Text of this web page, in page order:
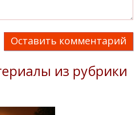
Оставить комментарий
из рубрики